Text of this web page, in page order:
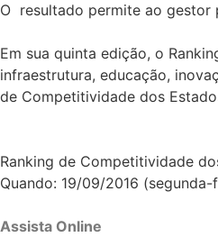
O resultado permite ao gestor
Em sua quinta edição, o
infraestrutura, educação,
de Competitividade dos
Ranking de Competitividade
Quando: 19/09/2016
Assista Online